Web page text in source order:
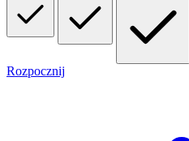
Rozpocznij